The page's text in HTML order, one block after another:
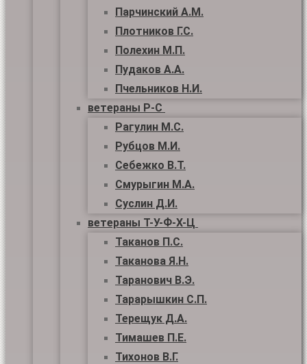
Парчинский А.М.
Плотников Г.С.
Полехин М.П.
Пудаков А.А.
Пчельников Н.И.
ветераны Р-С
Рагулин М.С.
Рубцов М.И.
Себежко В.Т.
Смурыгин М.А.
Суслин Д.И.
ветераны Т-У-Ф-Х-Ц
Таканов П.С.
Таканова Я.Н.
Таранович В.Э.
Тарарышкин С.П.
Терещук Д.А.
Тимашев П.Е.
Тихонов В.Г.